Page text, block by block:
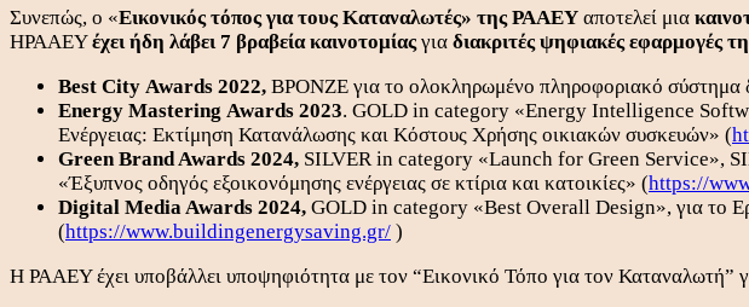
Συνεπώς, ο «Εικονικός τόπος για τους Καταναλωτές» της ΡΑΑΕΥ αποτελεί μια
ΗΡΑΑΕΥέχει ήδη λάβει 7 βραβεία καινοτομίαςγια διακριτές ψηφιακές εφαρμογές
Best City Awards 2022, ΒΡΟΝΖΕ για το ολοκληρωμένο πληροφοριακό σύστημα
Energy Mastering Awards 2023. GOLD in category «Energy Intelligence
Ενέργειας: Εκτίμηση Κατανάλωσης και Κόστους Χρήσης οικιακών συσκευών» (
Green Brand Awards 2024, SILVER in category «Launch for Green Service»,
«Έξυπνος οδηγός εξοικονόμησης ενέργειας σε κτίρια και κατοικίες» (https://
Digital Media Awards 2024, GOLD in category «Best Overall Design», για το
(https://www.buildingenergysaving.gr/ )
Η ΡΑΑΕΥ έχει υποβάλλει υποψηφιότητα με τον “Εικονικό Τόπο για τον